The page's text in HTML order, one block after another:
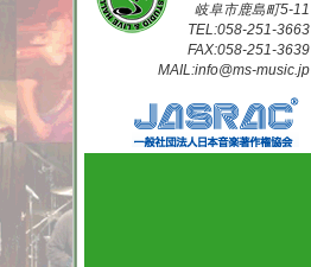
岐阜市鹿島町5-11
TEL:058-251-3663
FAX:058-251-3639
MAIL:info@ms-music.jp